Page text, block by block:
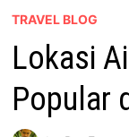
TRAVEL BLOG
Lokasi
Popular